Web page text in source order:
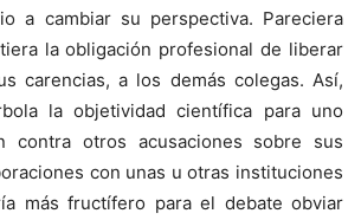
a cambiar su perspectiva. Pareciera
la obligación profesional de liberar
carencias, a los demás colegas. Así,
la objetividad científica para uno
contra otros acusaciones sobre sus
con unas u otras instituciones
más fructífero para el debate obviar